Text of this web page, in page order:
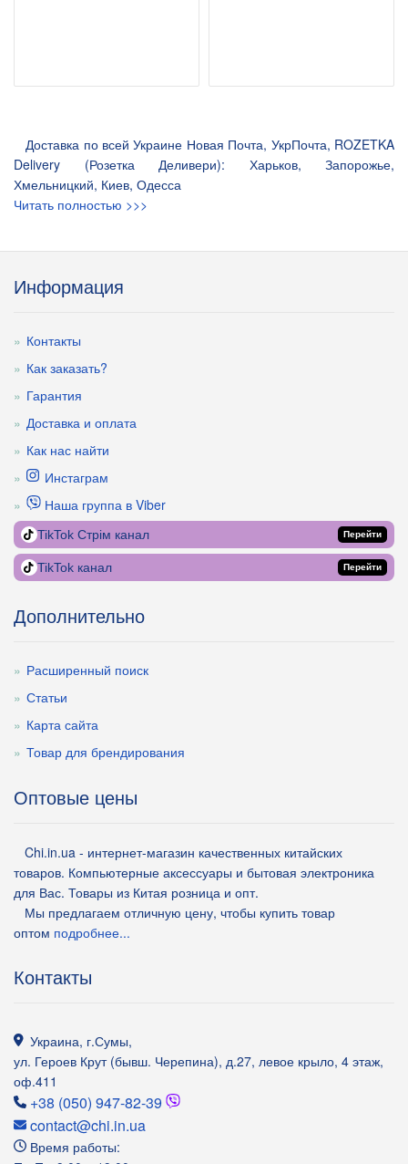
Доставка по всей Украине Новая Почта, УкрПочта, ROZETKA
Delivery (Розетка Деливери): Харьков, Запорожье,
Хмельницкий, Киев, Одесса
Читать полностью >>>
Информация
Контакты
Как заказать?
Гарантия
Доставка и оплата
Как нас найти
Инстаграм
Наша группа в Viber
TikTok Стрім канал Перейти
TikTok канал Перейти
Дополнительно
Расширенный поиск
Статьи
Карта сайта
Товар для брендирования
Оптовые цены
Chi.in.ua - интернет-магазин качественных китайских
товаров. Компьютерные аксессуары и бытовая электроника
для Вас. Товары из Китая розница и опт.
Мы предлагаем отличную цену, чтобы купить товар
оптом подробнее...
Контакты
Украина, г.Сумы,
ул. Героев Крут (бывш. Черепина), д.27, левое крыло, 4 этаж,
оф.411
+38 (050) 947-82-39
contact@chi.in.ua
Время работы: